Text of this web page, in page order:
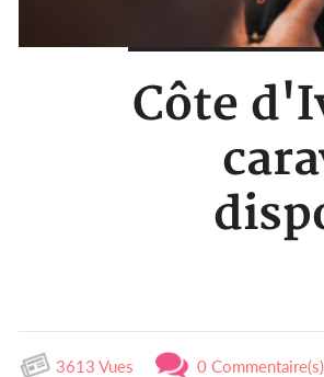
Côte
3613 Vues 0 Commentaire(s)